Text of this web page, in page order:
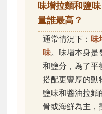
味增拉麵和鹽
量誰最高？
通常情況下： 味
味。味增本身是
和鹽分，為了平
搭配更豐厚的動
鹽味和醬油拉麵
骨或海鮮為主，